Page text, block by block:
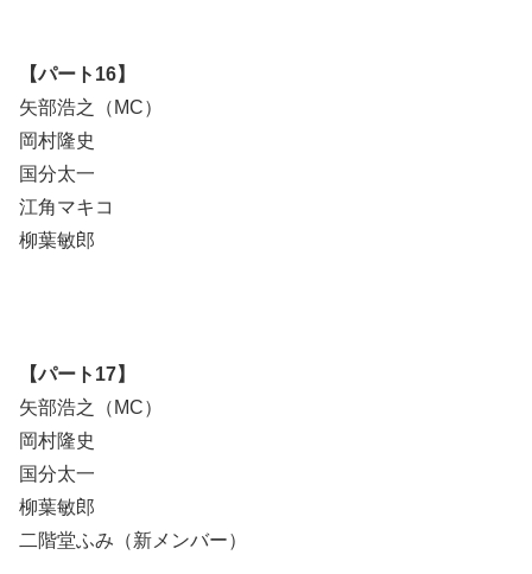
【パート16】
矢部浩之（MC）
岡村隆史
国分太一
江角マキコ
柳葉敏郎
【パート17】
矢部浩之（MC）
岡村隆史
国分太一
柳葉敏郎
二階堂ふみ（新メンバー）